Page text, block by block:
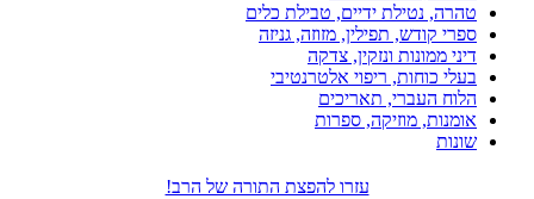
טהרה, נטילת ידיים, טבילת כלים
ספרי קודש, תפילין, מזוזה, גניזה
דיני ממונות ונזקין, צדקה
בעלי כוחות, ריפוי אלטרנטיבי
הלוח העברי, תאריכים
אומנות, מוזיקה, ספרות
שונות
עזרו להפצת התורה של הרב!